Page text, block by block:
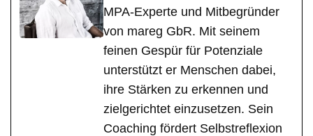
MPA-Experte und Mitbegründer
von mareg GbR. Mit seinem
feinen Gespür für Potenziale
unterstützt er Menschen dabei,
ihre Stärken zu erkennen und
zielgerichtet einzusetzen. Sein
Coaching fördert Selbstreflexion